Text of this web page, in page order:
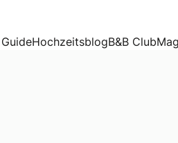
& Styles
HochzeitsblogB&B Club